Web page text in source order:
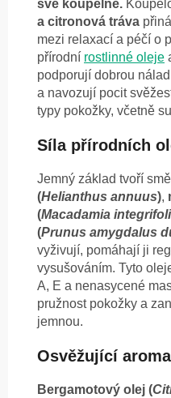
své koupelně.
a citronová tráva
mezi relaxací a péčí o
přírodní rostlinné oleje
podporují dobrou
a navozují pocit
typy pokožky, včetně
Síla přírodních
Jemný základ tvoří
(Helianthus annuus),
(Macadamia
(Prunus amygdalus
vyživují, pomáhají ji
vysušováním. Tyto
A, E a nenasycené
pružnost pokožky a
jemnou.
Osvěžující
Bergamotový olej (